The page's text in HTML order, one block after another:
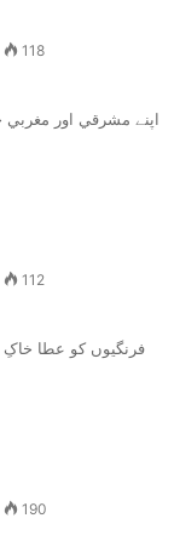
118
اپنے مشرقي اور مغربي
112
فرنگیوں کو عطا خاکِ
190